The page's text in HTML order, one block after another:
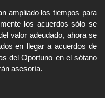
ampliado los tiempos para
los acuerdos sólo se
valor adeudado, ahora se
en llegar a acuerdos de
del Oportuno en el sótano
asesoría.